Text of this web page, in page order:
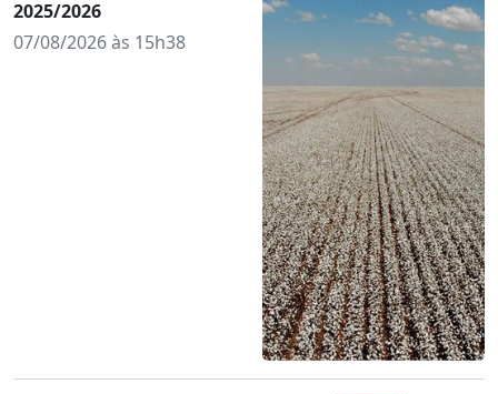
2025/2026
07/08/2026 às 15h38